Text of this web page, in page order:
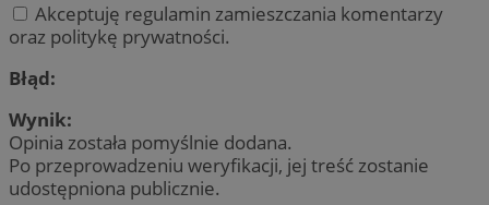
Akceptuję regulamin zamieszczania komentarzy
oraz politykę prywatności.
Błąd:
Wynik:
Opinia została pomyślnie dodana.
Po przeprowadzeniu weryfikacji, jej treść zostanie
udostępniona publicznie.